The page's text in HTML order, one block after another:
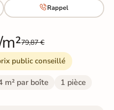
Rappel
79,87 €
public conseillé
m² par boîte 1 pièce